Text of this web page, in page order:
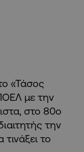
«Τάσος
με την
στο 80ο
την
το